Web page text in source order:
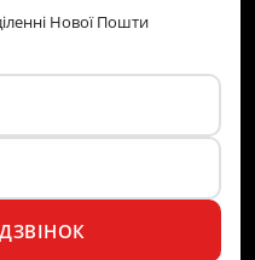
Нової Пошти